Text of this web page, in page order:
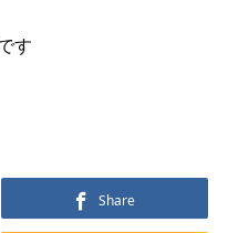
す
Share